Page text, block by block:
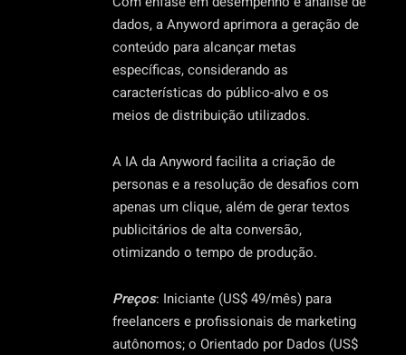
dados, a Anyword aprimora a geração de
conteúdo para alcançar metas
específicas, considerando as
características do público-alvo e os
meios de distribuição utilizados.
A IA da Anyword facilita a criação de
personas e a resolução de desafios com
apenas um clique, além de gerar textos
publicitários de alta conversão,
otimizando o tempo de produção.
Preços: Iniciante (US$ 49/mês) para
freelancers e profissionais de marketing
autônomos; o Orientado por Dados (US$